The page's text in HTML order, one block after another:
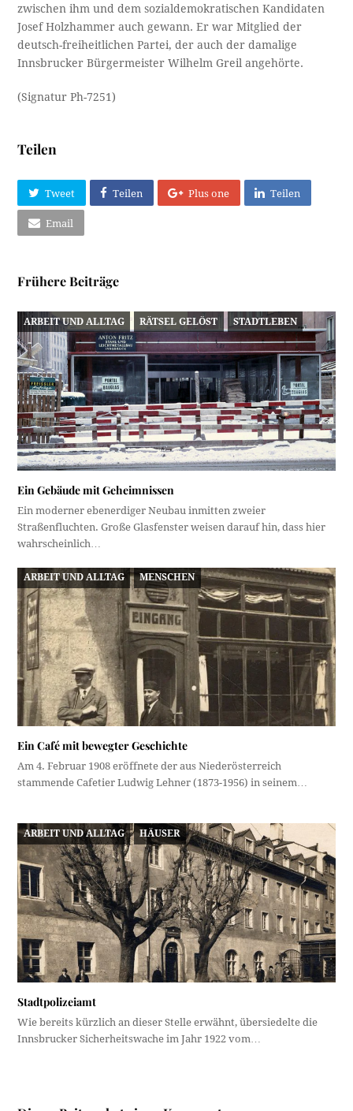
zwischen ihm und dem sozialdemokratischen Kandidaten
Josef Holzhammer auch gewann. Er war Mitglied der
deutsch-freiheitlichen Partei, der auch der damalige
Innsbrucker Bürgermeister Wilhelm Greil angehörte.
(Signatur Ph-7251)
Teilen
Tweet Teilen Plus one Teilen
Email
Frühere Beiträge
ARBEIT UND ALLTAG RÄTSEL GELÖST STADTLEBEN
Ein Gebäude mit Geheimnissen
Ein moderner ebenerdiger Neubau inmitten zweier
Straßenfluchten. Große Glasfenster weisen darauf hin, dass hier
wahrscheinlich…
ARBEIT UND ALLTAG MENSCHEN
Ein Café mit bewegter Geschichte
Am 4. Februar 1908 eröffnete der aus Niederösterreich
stammende Ca­fe­ti­er Ludwig Lehner (1873-1956) in seinem…
ARBEIT UND ALLTAG HÄUSER
Stadtpolizeiamt
Wie bereits kürzlich an dieser Stelle erwähnt, übersiedelte die
Innsbrucker Sicherheitswache im Jahr 1922 vom…